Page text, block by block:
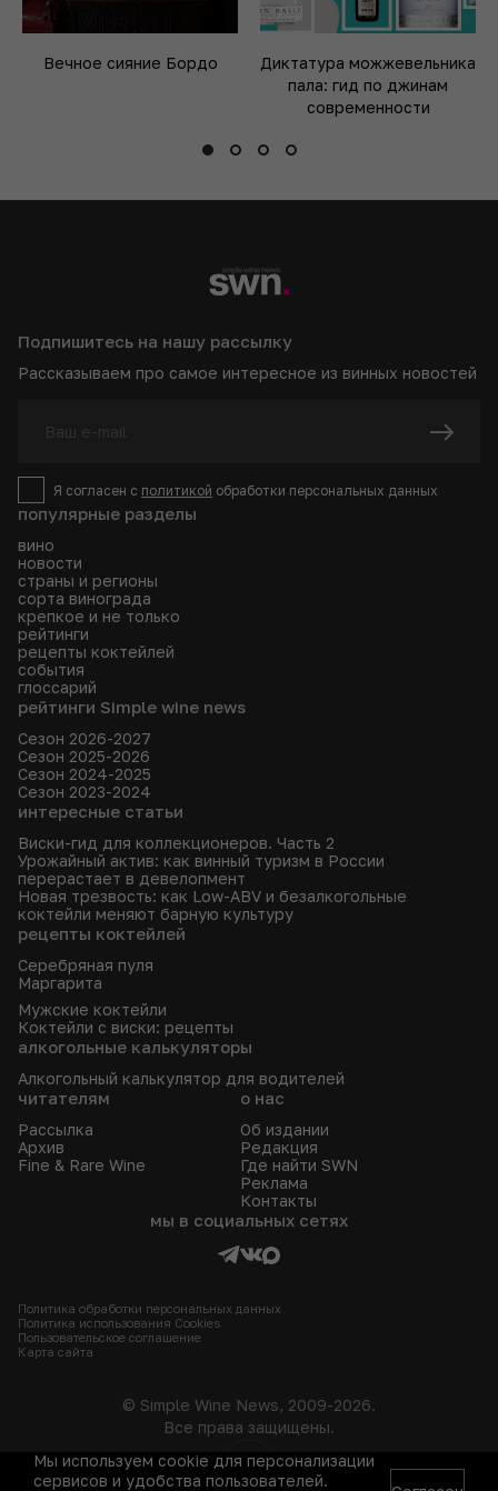
Вечное сияние Бордо
Диктатура можжевельника
пала: гид по джинам
современности
популярные разделы
вино
новости
страны и регионы
сорта винограда
крепкое и не только
рейтинги
рецепты коктейлей
события
глоссарий
рейтинги Simple wine news
Сезон 2026-2027
Сезон 2025-2026
Сезон 2024-2025
Сезон 2023-2024
интересные статьи
Виски-гид для коллекционеров. Часть 2
Урожайный актив: как винный туризм в России
перерастает в девелопмент
Новая трезвость: как Low-ABV и безалкогольные
коктейли меняют барную культуру
рецепты коктейлей
Серебряная пуля
Маргарита
Мужские коктейли
Коктейли с виски: рецепты
алкогольные калькуляторы
Алкогольный калькулятор для водителей
читателям
Рассылка
Архив
Fine & Rare Wine
о нас
Об издании
Редакция
Где найти SWN
Реклама
Контакты
Подпишитесь на нашу рассылку
Рассказываем про самое интересное из винных новостей
Я согласен с политикой обработки персональных данных
мы в социальных сетях
Политика обработки персональных данных
Политика использования Сookies
Пользовательское соглашение
Карта сайта
18+
© Simple Wine News, 2009-2026.
Все права защищены.
Мы используем cookie для персонализации
сервисов и удобства пользователей.